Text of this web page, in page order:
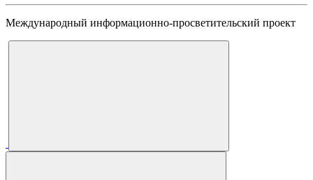
Международный информационно-просветительский проект